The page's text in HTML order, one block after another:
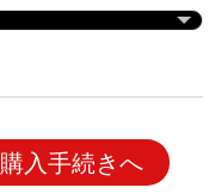
購入手続きへ